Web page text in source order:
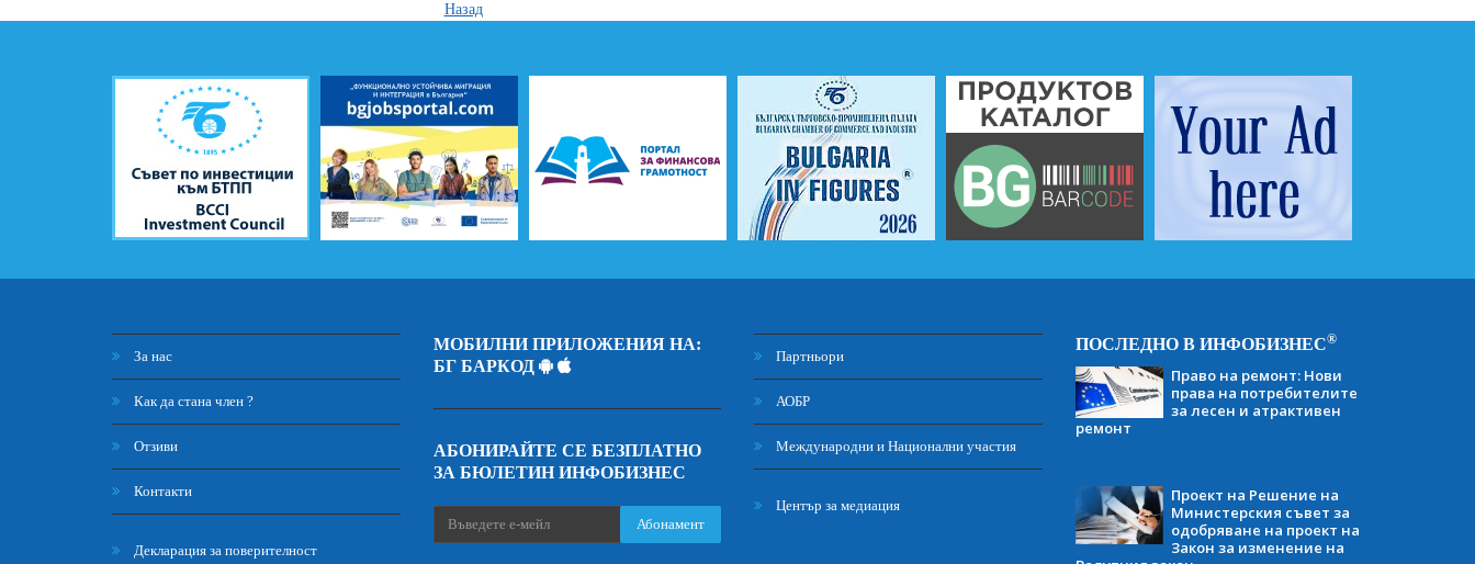
Назад
За нас
Как да стана член ?
Отзиви
Контакти
Декларация за поверителност
МОБИЛНИ ПРИЛОЖЕНИЯ НА:
БГ БАРКОД
АБОНИРАЙТЕ СЕ БЕЗПЛАТНО
ЗА БЮЛЕТИН ИНФОБИЗНЕС
Абонамент
Партньори
АОБР
Международни и Национални участия
Център за медиация
ПОСЛЕДНО В ИНФОБИЗНЕС®
Право на ремонт: Нови
права на потребителите
за лесен и атрактивен
ремонт
Проект на Решение на
Министерския съвет за
одобряване на проект на
Закон за изменение на